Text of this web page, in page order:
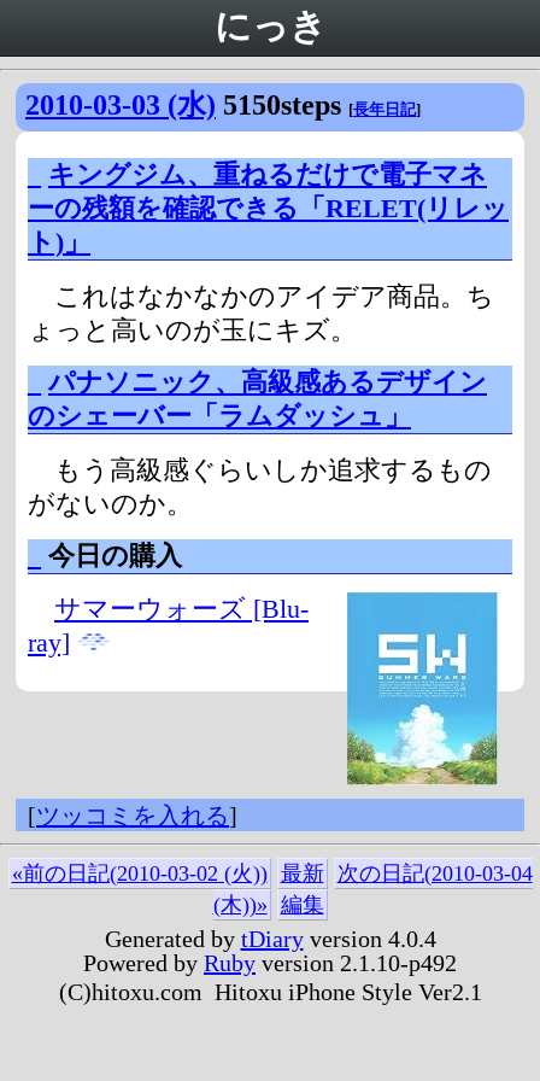
にっき
2010-03-03 (水) 5150steps [長年日記]
キングジム、重ねるだけで電子マネ
ーの残額を確認できる「RELET(リレッ
ト)」
これはなかなかのアイデア商品。ち
ょっと高いのが玉にキズ。
パナソニック、高級感あるデザイン
のシェーバー「ラムダッシュ」
もう高級感ぐらいしか追求するもの
がないのか。
今日の購入
サマーウォーズ [Blu-
ray]
[ツッコミを入れる]
«前の日記(2010-03-02 (火)) 最新
次の日記(2010-03-04
(木))» 編集
Generated by tDiaryversion 4.0.4
Powered by Ruby version 2.1.10-p492